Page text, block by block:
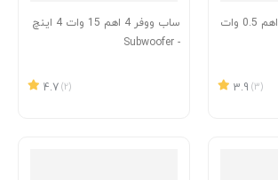
بلندگو ( اسپیکر ) 8 اهم 0.5 وات
3.9 (3)
ساب ووفر 4 اهم 15 وات 4 اینچ
- Subwoofer
4.7 (2)